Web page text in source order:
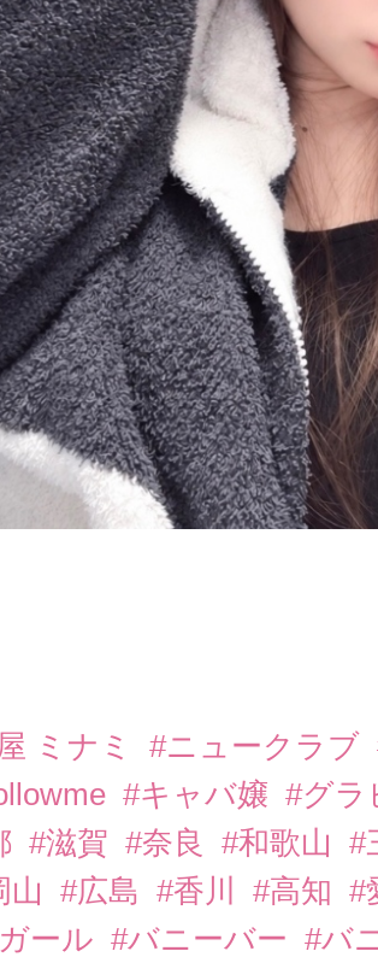
ミナミ #ニュークラブ
#キャバ嬢 #グ
#滋賀 #奈良 #和歌山
#
山 #広島 #香川 #高知 #
ール #バニーバー #バ